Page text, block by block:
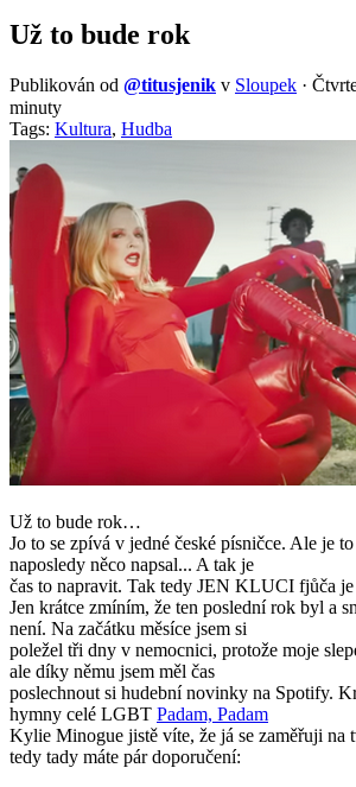
Už to bude rok
Publikován od @titusjenik v Sloupek ·
minuty
Tags: Kultura, Hudba
Už to bude rok…
Jo to se zpívá v jedné české písničce. Ale je
naposledy něco napsal... A tak je
čas to napravit. Tak tedy JEN KLUCI fjůča
Jen krátce zmíním, že ten poslední rok byl a
není. Na začátku měsíce jsem si
poležel tři dny v nemocnici, protože moje
ale díky němu jsem měl čas
poslechnout si hudební novinky na Spotify.
hymny celé LGBT Padam, Padam
Kylie Minogue jistě víte, že já se zaměřuji na
tedy tady máte pár doporučení: